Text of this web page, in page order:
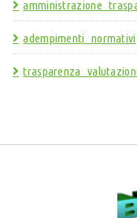
amministrazione
adempimenti normativi
trasparenza